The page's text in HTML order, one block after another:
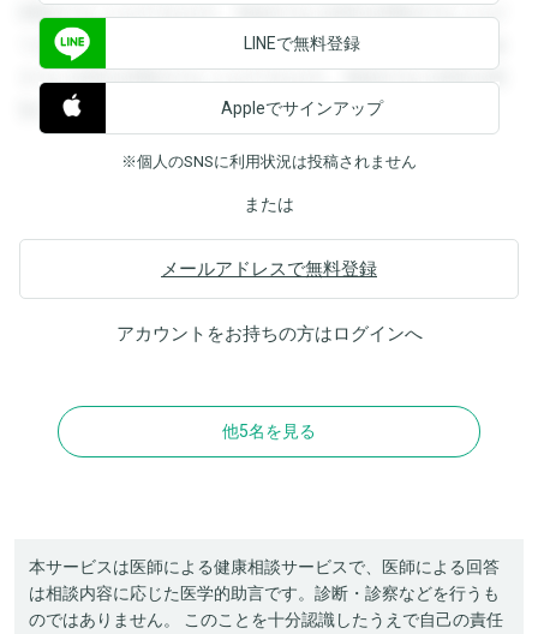
閲覧することができます。登録すると回答を閲覧することが
できます。登録すると回答を閲覧することができます。登録
すると回答を閲覧することができます。登録すると回答を閲
覧することができます。
LINEで無料登録
Appleでサインアップ
※個人のSNSに利用状況は投稿されません
または
メールアドレスで無料登録
アカウントをお持ちの方はログインへ
他5名を見る
本サービスは医師による健康相談サービスで、医師による回答
は相談内容に応じた医学的助言です。診断・診察などを行うも
のではありません。 このことを十分認識したうえで自己の責任